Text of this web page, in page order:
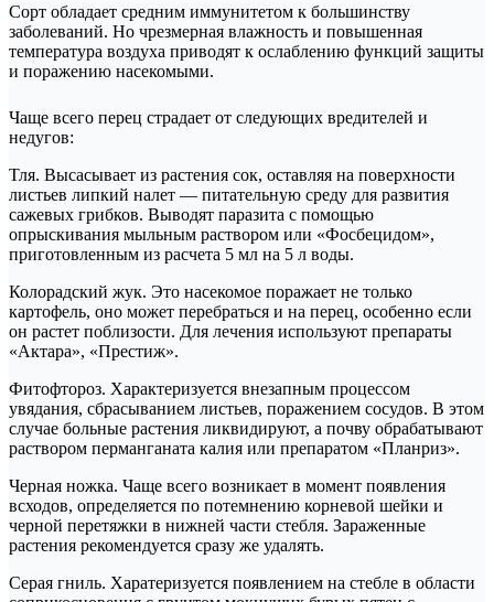
Сорт обладает средним иммунитетом к большинству
заболеваний. Но чрезмерная влажность и повышенная
температура воздуха приводят к ослаблению функций защиты
и поражению насекомыми.
Чаще всего перец страдает от следующих вредителей и
недугов:
Тля. Высасывает из растения сок, оставляя на поверхности
листьев липкий налет — питательную среду для развития
сажевых грибков. Выводят паразита с помощью
опрыскивания мыльным раствором или «Фосбецидом»,
приготовленным из расчета 5 мл на 5 л воды.
Колорадский жук. Это насекомое поражает не только
картофель, оно может перебраться и на перец, особенно если
он растет поблизости. Для лечения используют препараты
«Актара», «Престиж».
Фитофтороз. Характеризуется внезапным процессом
увядания, сбрасыванием листьев, поражением сосудов. В этом
случае больные растения ликвидируют, а почву обрабатывают
раствором перманганата калия или препаратом «Планриз».
Черная ножка. Чаще всего возникает в момент появления
всходов, определяется по потемнению корневой шейки и
черной перетяжки в нижней части стебля. Зараженные
растения рекомендуется сразу же удалять.
Серая гниль. Харатеризуется появлением на стебле в области